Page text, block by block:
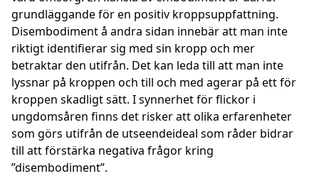
grundläggande för en positiv kroppsuppfattning.
Disembodiment å andra sidan innebär att man inte
riktigt identifierar sig med sin kropp och mer
betraktar den utifrån. Det kan leda till att man inte
lyssnar på kroppen och till och med agerar på ett för
kroppen skadligt sätt. I synnerhet för flickor i
ungdomsåren finns det risker att olika erfarenheter
som görs utifrån de utseendeideal som råder bidrar
till att förstärka negativa frågor kring
”disembodiment”.